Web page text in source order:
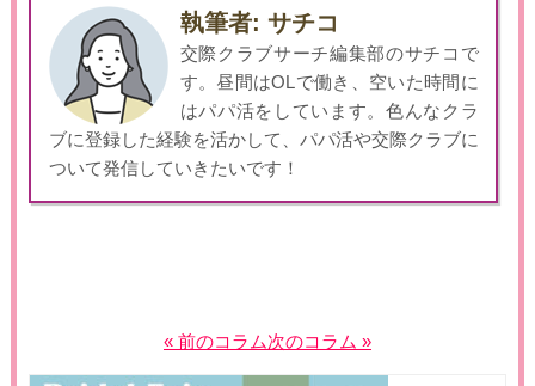
執筆者: サチコ
交際クラブサーチ編集部のサチコで
す。昼間はOLで働き、空いた時間に
はパパ活をしています。色んなクラ
ブに登録した経験を活かして、パパ活や交際クラブに
ついて発信していきたいです！
« 前のコラム次のコラム »